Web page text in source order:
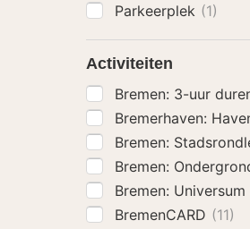
Parkeerplek (1)
Activiteiten
Bremen: 3-uur
Bremerhaven:
Bremen:
Bremen:
Bremen:
BremenCARD (11)